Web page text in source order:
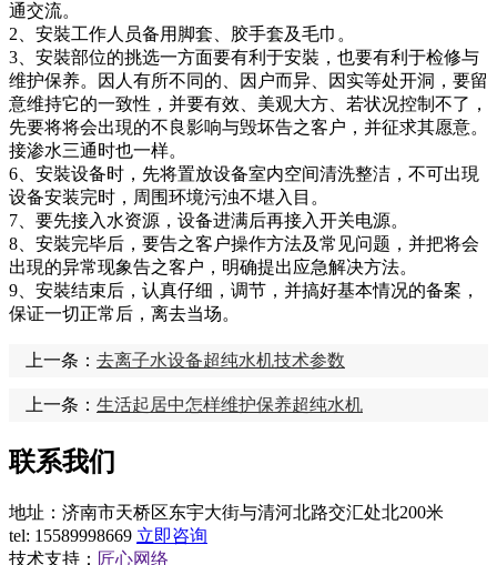
通交流。
2、安裝工作人员备用脚套、胶手套及毛巾。
3、安裝部位的挑选一方面要有利于安裝，也要有利于检修与
维护保养。因人有所不同的、因户而异、因实等处开洞，要留
意维持它的一致性，并要有效、美观大方、若状况控制不了，
先要将将会出現的不良影响与毁坏告之客户，并征求其愿意。
接渗水三通时也一样。
6、安裝设备时，先将置放设备室内空间清洗整洁，不可出現
设备安装完时，周围环境污浊不堪入目。
7、要先接入水资源，设备进满后再接入开关电源。
8、安裝完毕后，要告之客户操作方法及常见问题，并把将会
出現的异常现象告之客户，明确提出应急解决方法。
9、安裝结束后，认真仔细，调节，并搞好基本情况的备案，
保证一切正常后，离去当场。
上一条： 去离子水设备超纯水机技术参数
上一条： 生活起居中怎样维护保养超纯水机
联系我们
地址：济南市天桥区东宇大街与清河北路交汇处北200米
tel: 15589998669 立即咨询
技术支持： 匠心网络